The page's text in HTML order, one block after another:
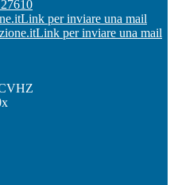
Link per inviare una mail
Link per inviare una mail